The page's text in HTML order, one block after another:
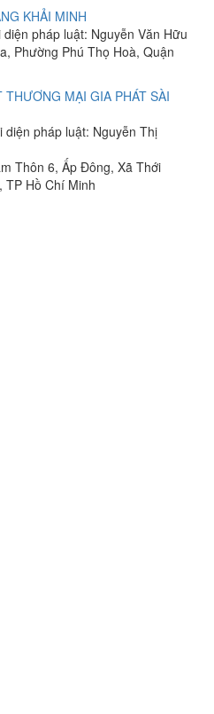
KHẢI MINH
pháp luật: Nguyễn Văn Hữu
Phường Phú Thọ Hoà, Quận
MẠI GIA PHÁT SÀI
diện pháp luật: Nguyễn Thị
Thôn 6, Ấp Đông, Xã Thới
TP Hồ Chí Minh